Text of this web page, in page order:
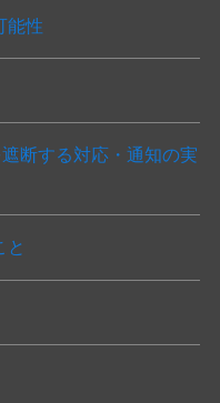
能性
断する対応・通知の実
と